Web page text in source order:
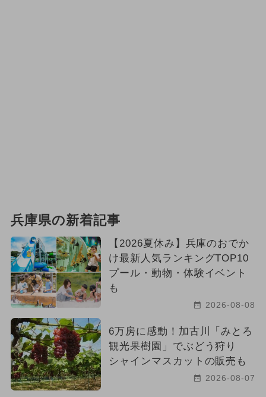
兵庫県の新着記事
【2026夏休み】兵庫のおでか
け最新人気ランキングTOP10
プール・動物・体験イベント
も
2026-08-08
6万房に感動！加古川「みとろ
観光果樹園」でぶどう狩り
シャインマスカットの販売も
2026-08-07